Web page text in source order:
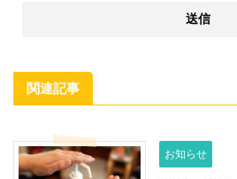
関連記事
お知らせ